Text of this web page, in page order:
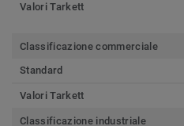
Valori Tarkett
Classificazione commerciale
Standard
Valori Tarkett
Classificazione industriale